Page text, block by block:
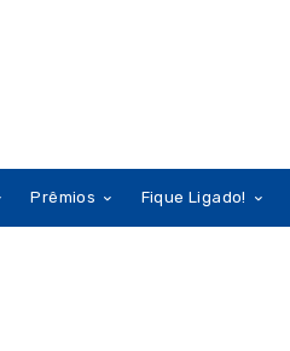
Prêmios Fique Ligado!